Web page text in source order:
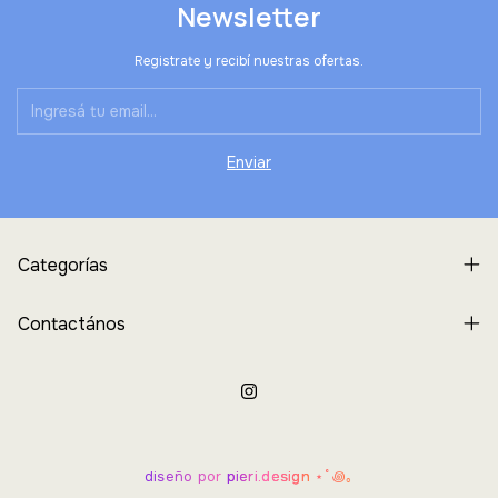
Newsletter
Registrate y recibí nuestras ofertas.
Categorías
Contactános
diseño por pieri.design ⋆˚꩜｡